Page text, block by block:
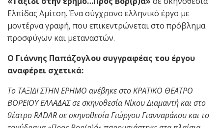
Ελπίδας Αμίτση. Ένα σύγχρονο ελληνικό έργο με
μοντέρνα γραφή, που επικεντρώνεται στο πρόβλημα
προσφύγων και μεταναστών.
Ο Γιάννης Παπάζογλου συγγραφέας του έργου
αναφέρει σχετικά:
Το ΤΑΞΙΔΙ ΣΤΗΝ ΕΡΗΜΟ ανέβηκε στο ΚΡΑΤΙΚΟ ΘΕΑΤΡΟ
ΒΟΡΕΙΟΥ ΕΛΛΑΔΑΣ σε σκηνοθεσία Νίκου Διαμαντή και στο
θέατροRADARσε σκηνοθεσία Γιώργου Γιανναράκου και το